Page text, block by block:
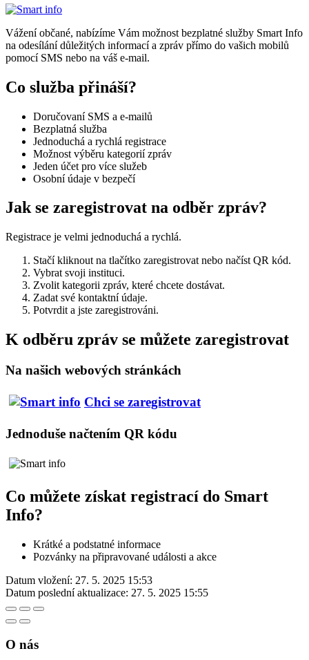
Vážení občané, nabízíme Vám možnost bezplatné služby Smart Info
na odesílání důležitých informací a zpráv přímo do vašich mobilů
pomocí SMS nebo na váš e-mail.
Co služba přináší?
Doručovaní SMS a e-mailů
Bezplatná služba
Jednoduchá a rychlá registrace
Možnost výběru kategorií zpráv
Jeden účet pro více služeb
Osobní údaje v bezpečí
Jak se zaregistrovat na odběr zpráv?
Registrace je velmi jednoduchá a rychlá.
Stačí kliknout na tlačítko zaregistrovat nebo načíst QR kód.
Vybrat svoji instituci.
Zvolit kategorii zpráv, které chcete dostávat.
Zadat své kontaktní údaje.
Potvrdit a jste zaregistrováni.
K odběru zpráv se můžete zaregistrovat
Na našich webových stránkách
Chci se zaregistrovat
Jednoduše načtením QR kódu
Co můžete získat registrací do Smart
Info?
Krátké a podstatné informace
Pozvánky na připravované události a akce
Datum vložení: 27. 5. 2025 15:53
Datum poslední aktualizace: 27. 5. 2025 15:55
O nás